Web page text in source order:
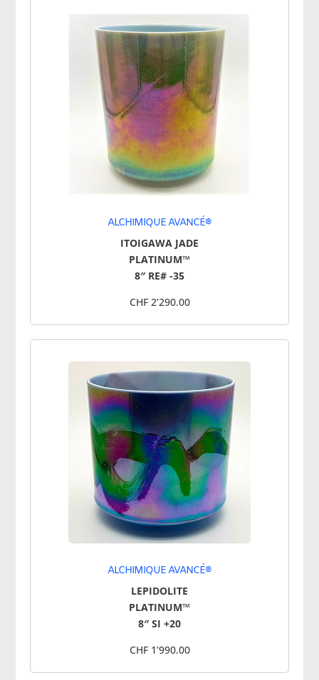
ALCHIMIQUE AVANCÉ®
ITOIGAWA JADE
PLATINUM™
8″ RE# -35
CHF 2’290.00
ALCHIMIQUE AVANCÉ®
LEPIDOLITE
PLATINUM™
8″ SI +20
CHF 1’990.00